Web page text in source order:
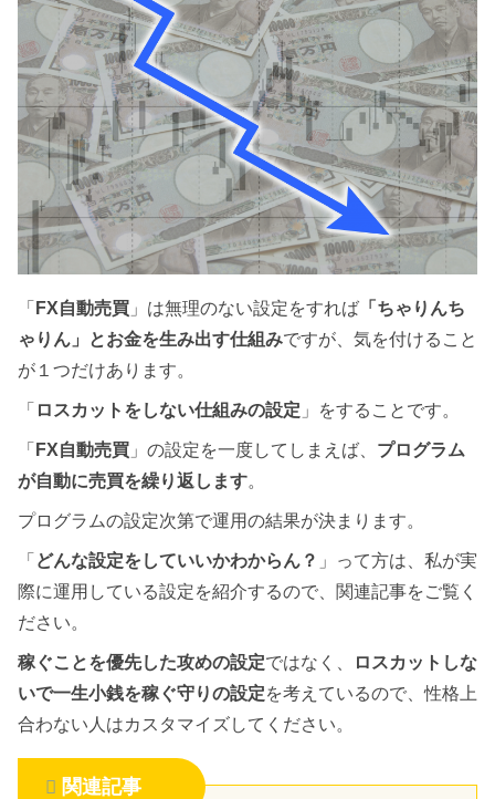
「 FX自動売買 」は無理のない設定をすれば 「ちゃりんち
ゃりん」とお金を生み出す仕組みですが、気を付けること
が１つだけあります。
「 ロスカットをしない仕組みの設定 」をすることです。
「 FX自動売買 」の設定を一度してしまえば、 プログラム
が自動に売買を繰り返します。
プログラムの設定次第で運用の結果が決まります。
「 どんな設定をしていいかわからん？ 」って方は、私が実
際に運用している設定を紹介するので、関連記事をご覧く
ださい。
稼ぐことを優先した攻めの設定ではなく、
ロスカットしな
いで一生小銭を稼ぐ守りの設定を考えているので、性格上
合わない人はカスタマイズしてください。
関連記事